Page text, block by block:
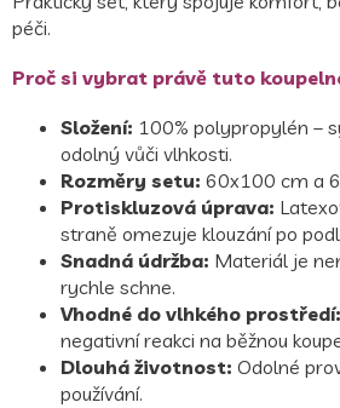
péči.
Proč si vybrat právě tuto
Složení: 100% polypropylén –
odolný vůči vlhkosti.
Rozměry setu: 60x100 cm a
Protiskluzová úprava:
straně omezuje klouzání po
Snadná údržba: Materiál je
rychle schne.
Vhodné do vlhkého prostředí:
negativní reakci na běžnou
Dlouhá životnost: Odolné
používání.